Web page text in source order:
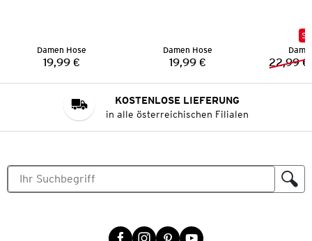
Damen Hose
Preis:
19,99 €
Damen Hose
Preis:
19,99 € 22,99 €
KOSTENLOSE LIEFERUNG
in alle österreichischen Filialen